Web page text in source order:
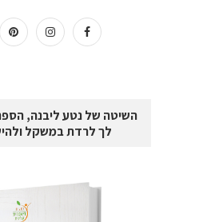
השיטה של נטע ליבנה,
לך לרדת במשקל